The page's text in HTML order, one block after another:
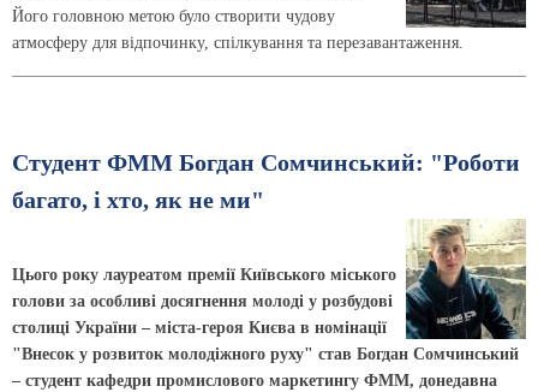
Його головною метою було створити чудову
атмосферу для відпочинку, спілкування та перезавантаження.
Студент ФММ Богдан Сомчинський: "Роботи
багато, і хто, як не ми"
Цього року лауреатом премії Київського міського
голови за особливі досягнення молоді у розбудові
столиці України – міста-героя Києва в номінації
"Внесок у розвиток молодіжного руху" став Богдан Сомчинський
– студент кафедри промислового маркетингу ФММ, донедавна